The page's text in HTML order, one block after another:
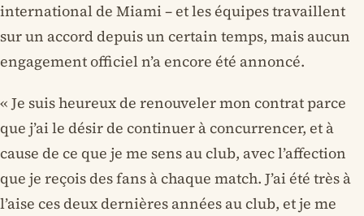
international de Miami – et les équipes travaillent
sur un accord depuis un certain temps, mais aucun
engagement officiel n’a encore été annoncé.
« Je suis heureux de renouveler mon contrat parce
que j’ai le désir de continuer à concurrencer, et à
cause de ce que je me sens au club, avec l’affection
que je reçois des fans à chaque match. J’ai été très à
l’aise ces deux dernières années au club, et je me